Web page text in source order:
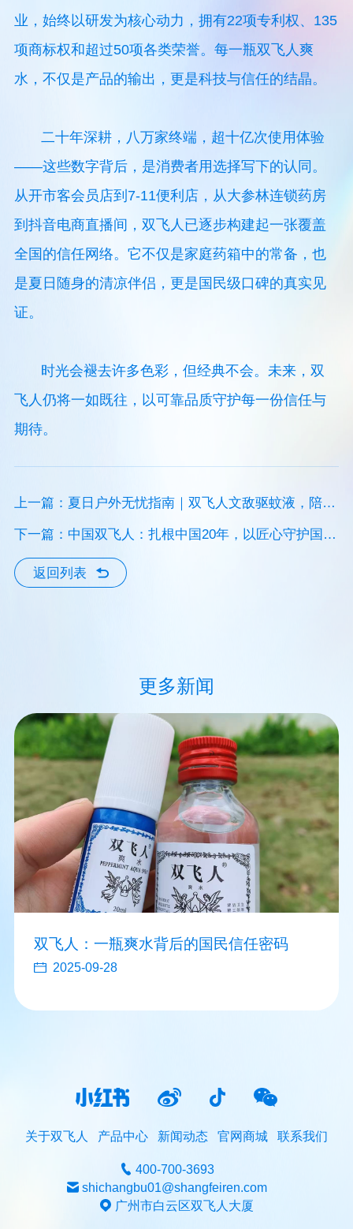
业，始终以研发为核心动力，拥有22项专利权、135
项商标权和超过50项各类荣誉。每一瓶双飞人爽
水，不仅是产品的输出，更是科技与信任的结晶。
二十年深耕，八万家终端，超十亿次使用体验
——这些数字背后，是消费者用选择写下的认同。
从开市客会员店到7-11便利店，从大参林连锁药房
到抖音电商直播间，双飞人已逐步构建起一张覆盖
全国的信任网络。它不仅是家庭药箱中的常备，也
是夏日随身的清凉伴侣，更是国民级口碑的真实见
证。
时光会褪去许多色彩，但经典不会。未来，双
飞人仍将一如既往，以可靠品质守护每一份信任与
期待。
上一篇：夏日户外无忧指南｜双飞人文敌驱蚊液，陪你
畅玩每一刻！
下一篇：中国双飞人：扎根中国20年，以匠心守护国民
的清凉时光
返回列表
更多新闻
双飞人：一瓶爽水背后的国民信任密码
2025-09-28
关于双飞人 产品中心 新闻动态 官网商城 联系我们
400-700-3693
shichangbu01@shangfeiren.com
广州市白云区双飞人大厦